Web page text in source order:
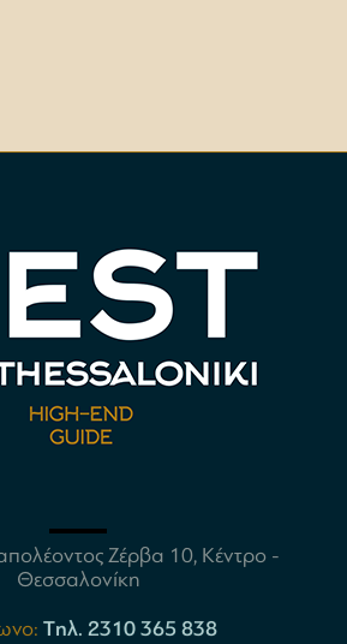
Ζέρβα 10, Κέντρο -
Θεσσαλονίκη
Tηλ. 2310 365 838